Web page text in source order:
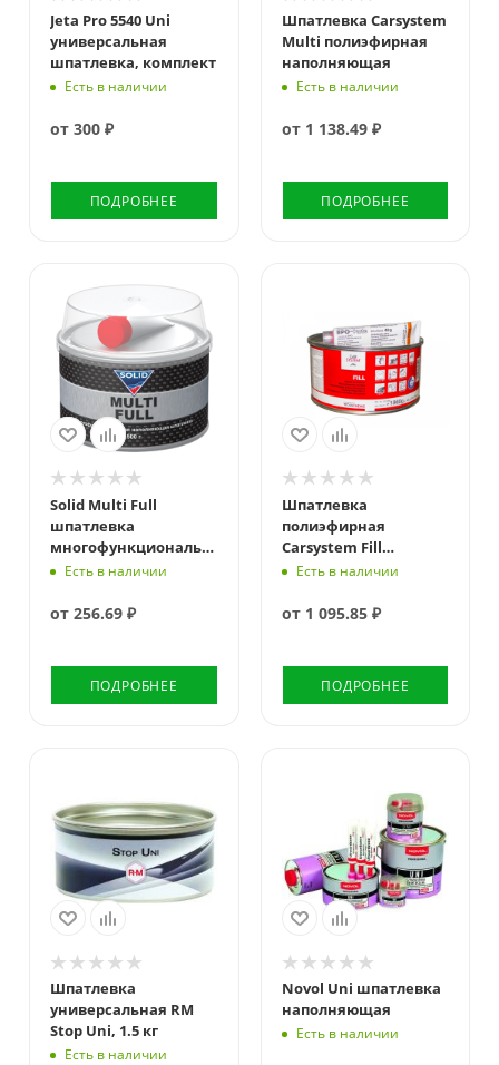
Jeta Pro 5540 Uni
универсальная
шпатлевка, комплект
Есть в наличии
от 300 ₽
ПОДРОБНЕЕ
Шпатлевка Carsystem
Multi полиэфирная
наполняющая
Есть в наличии
от 1 138.49 ₽
ПОДРОБНЕЕ
Solid Multi Full
шпатлевка
многофункциональная
наполняющая
Есть в наличии
от 256.69 ₽
ПОДРОБНЕЕ
Шпатлевка
полиэфирная
Carsystem Fill
наполняющая
Есть в наличии
от 1 095.85 ₽
ПОДРОБНЕЕ
Шпатлевка
универсальная RM
Stop Uni, 1.5 кг
Есть в наличии
Novol Uni шпатлевка
наполняющая
Есть в наличии